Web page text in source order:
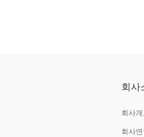
회사
회사개
회사연